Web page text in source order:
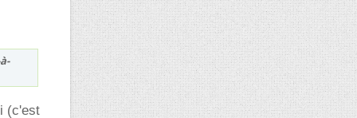
(c'est